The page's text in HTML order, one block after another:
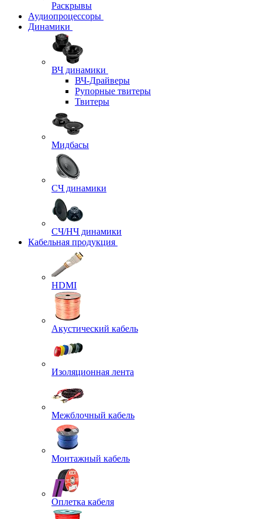
Раскрывы
Аудиопроцессоры
Динамики
ВЧ динамики
ВЧ-Драйверы
Рупорные твитеры
Твитеры
Мидбасы
СЧ динамики
СЧ/НЧ динамики
Кабельная продукция
HDMI
Акустический кабель
Изоляционная лента
Межблочный кабель
Монтажный кабель
Оплетка кабеля